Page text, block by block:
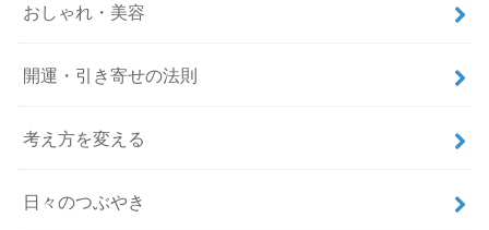
おしゃれ・美容
開運・引き寄せの法則
考え方を変える
日々のつぶやき